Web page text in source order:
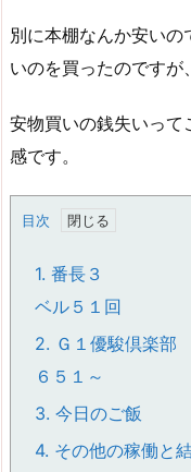
別に本棚なんか安い
いのを買ったのですが
安物買いの銭失いっ
感です。
目次
1. 番長３
ベル５１回
2. Ｇ１優駿倶楽部
６５１～
3. 今日のご飯
4. その他の稼働と